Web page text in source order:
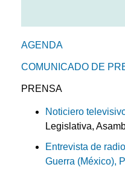
AGENDA
COMUNICADO DE
PRENSA
Noticiero
Legislativa,
Entrevista de
Guerra (México),